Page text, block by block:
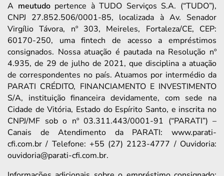
A meutudopertence à TUDO Serviços S.A. (“TUDO”),
CNPJ 27.852.506/0001-85, localizada à Av. Senador
Virgílio Távora, nº 303, Meireles, Fortaleza/CE, CEP:
60170-250, uma fintech de acesso a empréstimos
consignados. Nossa atuação é pautada na Resolução nº
4.935, de 29 de julho de 2021, que disciplina a atuação
de correspondentes no país. Atuamos por intermédio da
PARATI CRÉDITO, FINANCIAMENTO E INVESTIMENTO
S/A, instituição financeira devidamente, com sede na
Cidade de Vitória, Estado do Espírito Santo, e inscrita no
CNPJ/MF sob o nº 03.311.443/0001-91 (“PARATI”) –
Canais de Atendimento da PARATI: www.parati-
cfi.com.br / Telefone: +55 (27) 2123-4777 / Ouvidoria:
ouvidoria@parati-cfi.com.br.